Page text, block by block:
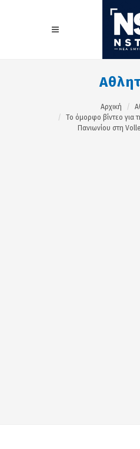
Αρχική
Το όμορφο βίντεο για
Πανιωνίου στη